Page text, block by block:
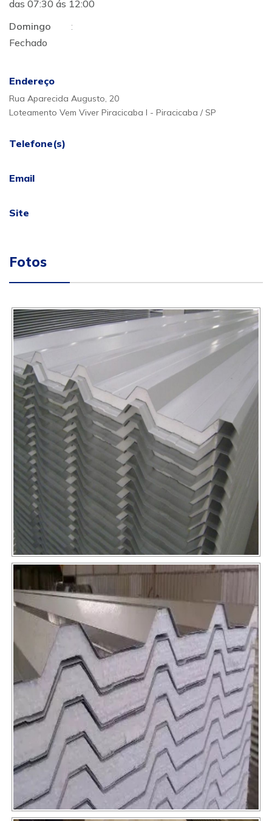
das 07:30 ás 12:00
Domingo
:
Fechado
Endereço
Rua Aparecida Augusto, 20
Loteamento Vem Viver Piracicaba I - Piracicaba / SP
Telefone(s)
Email
Site
Fotos